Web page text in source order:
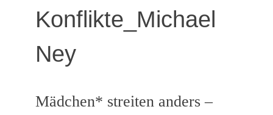
Konflikte_Michael
Ney
Mädchen* streiten anders –